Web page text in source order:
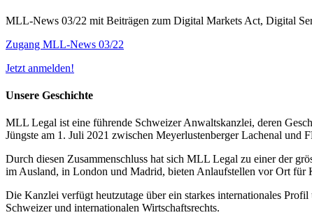
MLL-News 03/22 mit Beiträgen zum Digital Markets Act, Digital
Zugang MLL-News 03/22
Jetzt anmelden!
Unsere Geschichte
MLL Legal ist eine führende Schweizer Anwaltskanzlei, deren
Jüngste am 1. Juli 2021 zwischen Meyerlustenberger Lachenal und
Durch diesen Zusammenschluss hat sich MLL Legal zu einer der
im Ausland, in London und Madrid, bieten Anlaufstellen vor Ort für
Die Kanzlei verfügt heutzutage über ein starkes internationales
Schweizer und internationalen Wirtschaftsrechts.